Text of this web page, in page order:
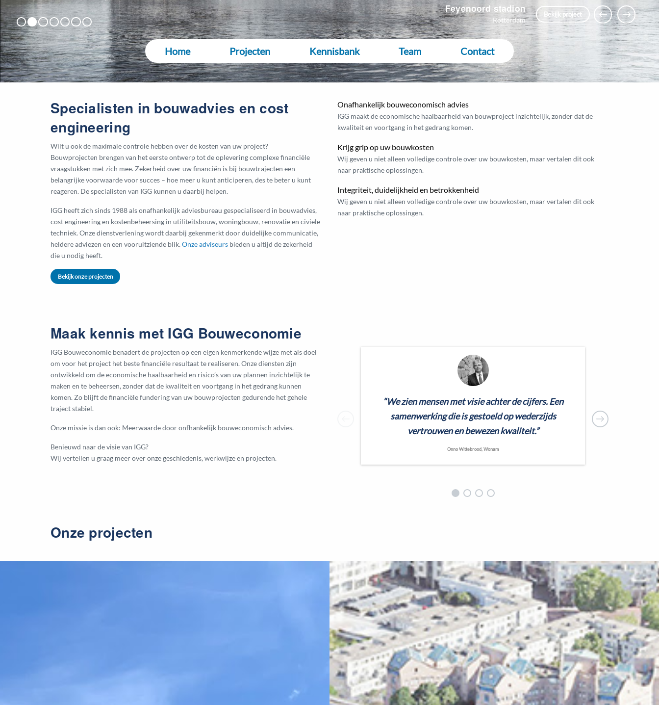
Vorige Volgende
Bekijk project
Feyenoord stadion
Rotterdam
Feyenoord stadion
De Oosterlingen
Zalmhaventoren
Privé: Schiphol Terminal A
Naturalis Biodiversity Center
Oosterdokseiland kavel 5-6
VDMA Terrein
Home Projecten Kennisbank Team Contact
Specialisten in bouwadvies en cost
engineering
Wilt u ook de maximale controle hebben over de kosten van uw project?
Bouwprojecten brengen van het eerste ontwerp tot de oplevering complexe financiële
vraagstukken met zich mee. Zekerheid over uw financiën is bij bouwtrajecten een
belangrijke voorwaarde voor succes – hoe meer u kunt anticiperen, des te beter u kunt
reageren. De specialisten van IGG kunnen u daarbij helpen.
IGG heeft zich sinds 1988 als onafhankelijk adviesbureau gespecialiseerd in bouwadvies,
cost engineering en kostenbeheersing in utiliteitsbouw, woningbouw, renovatie en civiele
techniek. Onze dienstverlening wordt daarbij gekenmerkt door duidelijke communicatie,
heldere adviezen en een vooruitziende blik.Onze adviseurs bieden u altijd de zekerheid
die u nodig heeft.
Bekijk onze projecten
Onafhankelijk bouweconomisch advies
IGG maakt de economische haalbaarheid van bouwproject inzichtelijk, zonder dat de
kwaliteit en voortgang in het gedrang komen.
Krijg grip op uw bouwkosten
Wij geven u niet alleen volledige controle over uw bouwkosten, maar vertalen dit ook
naar praktische oplossingen.
Integriteit, duidelijkheid en betrokkenheid
Wij geven u niet alleen volledige controle over uw bouwkosten, maar vertalen dit ook
naar praktische oplossingen.
Maak kennis met IGG Bouweconomie
IGG Bouweconomie benadert de projecten op een eigen kenmerkende wijze met als doel
om voor het project het beste financiële resultaat te realiseren. Onze diensten zijn
ontwikkeld om de economische haalbaarheid en risico’s van uw plannen inzichtelijk te
maken en te beheersen, zonder dat de kwaliteit en voortgang in het gedrang kunnen
komen. Zo blijft de financiële fundering van uw bouwprojecten gedurende het gehele
traject stabiel.
Onze missie is dan ook: Meerwaarde door onfhankelijk bouweconomisch advies.
Benieuwd naar de visie van IGG?
Wij vertellen u graag meer over onze geschiedenis, werkwijze en projecten.
“We zien mensen met visie achter de cijfers. Een
samenwerking die is gestoeld op wederzijds
vertrouwen en bewezen kwaliteit.”
Onno Wittebrood, Wonam
Onze projecten